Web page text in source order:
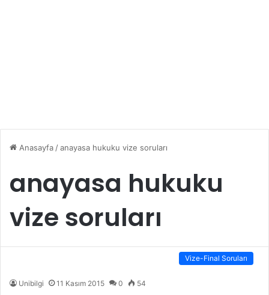
Anasayfa /anayasa hukuku vize soruları
anayasa hukuku
vize soruları
Vize-Final Soruları
Unibilgi 11 Kasım 2015 0 54